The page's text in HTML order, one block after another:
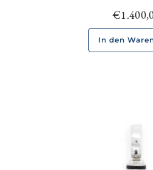
€
In den